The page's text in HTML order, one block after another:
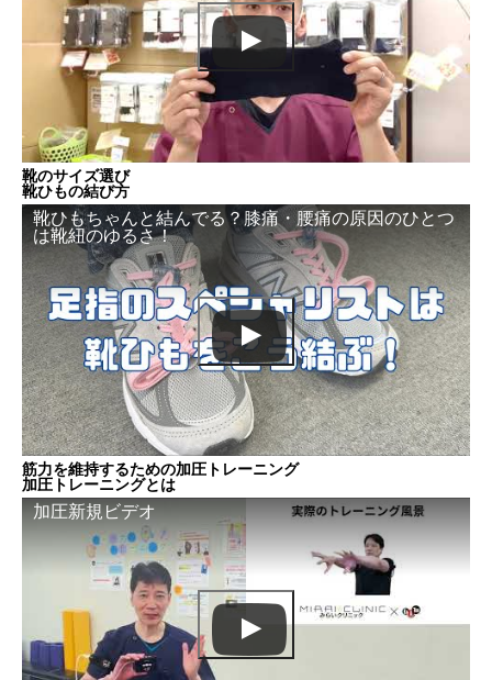
靴のサイズ選び
靴ひもの結び方
靴ひもちゃんと結んでる？膝痛・腰痛の原因のひとつ
は靴紐のゆるさ！
筋力を維持するための加圧トレーニング
加圧トレーニングとは
加圧新規ビデオ